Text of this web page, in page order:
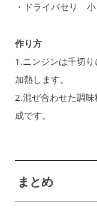
・ドライパセリ
作り方
1.ニンジンは千切
加熱します。
2.混ぜ合わせた調
成です。
まとめ